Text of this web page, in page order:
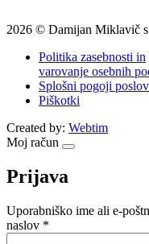
2026 © Damijan Miklavič
Politika zasebnosti in
varovanje osebnih
Splošni pogoji
Piškotki
Created by: Webtim
Moj račun
Prijava
Uporabniško ime ali e-
naslov *